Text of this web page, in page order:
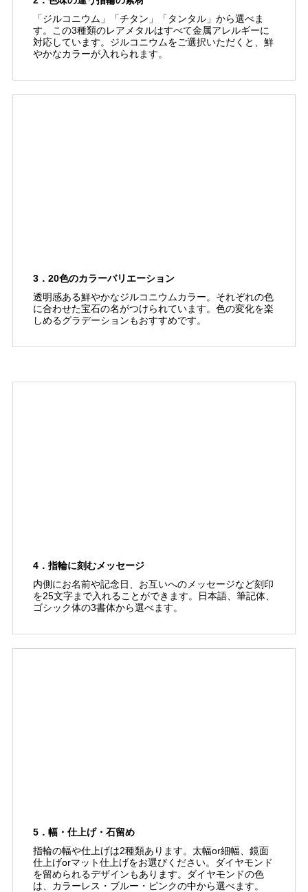
「ジルコニウム」「チタン」「タンタル」から選べま
す。この3種類のレアメタルはすべて金属アレルギーに
対応しています。ジルコニウムをご選択いただくと、鮮
やかなカラーが入れられます。
3．20色のカラーバリエーション
透明感ある鮮やかなジルコニウムカラー。それぞれの色
に合わせた宝石の名がつけられています。色の変化を楽
しめるグラデーションもおすすめです。
4．指輪に刻むメッセージ
内側にお名前や記念日、お互いへのメッセージなど刻印
を25文字まで入れることができます。日本語、筆記体、
ゴシック体の3書体から選べます。
5．幅・仕上げ・石留め
指輪の幅や仕上げは2種類あります。太幅or細幅、鏡面
仕上げorマット仕上げをお選びください。ダイヤモンド
を留められるデザインもあります。ダイヤモンドの色
は、カラーレス・ブルー・ピンクの中から選べます。